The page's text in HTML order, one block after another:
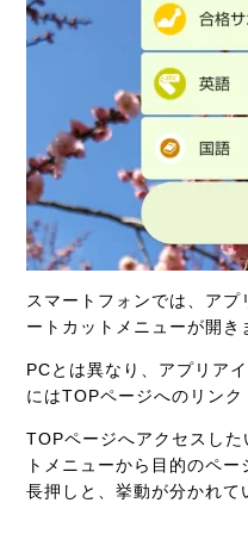
スマートフォンでは、アプ
ートカットメニューが開き
PCとは異なり、アプリア
にはTOPページへのリンク
TOPページへアクセスし
トメニューから目的のペ
長押しと、挙動が分かれて